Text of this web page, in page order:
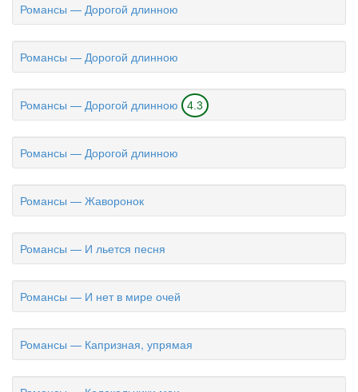
Романсы — Дорогой длинною
Романсы — Дорогой длинною
Романсы — Дорогой длинною 4.3
Романсы — Дорогой длинною
Романсы — Жаворонок
Романсы — И льется песня
Романсы — И нет в мире очей
Романсы — Капризная, упрямая